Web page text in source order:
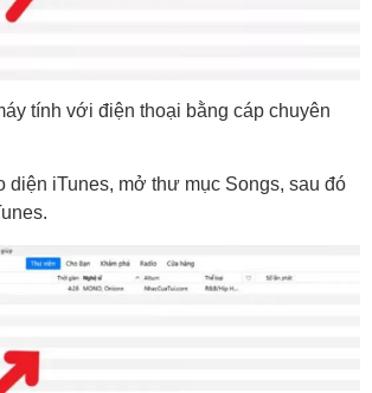
tính với điện thoại bằng cáp chuyên
diện iTunes, mở thư mục Songs, sau đó